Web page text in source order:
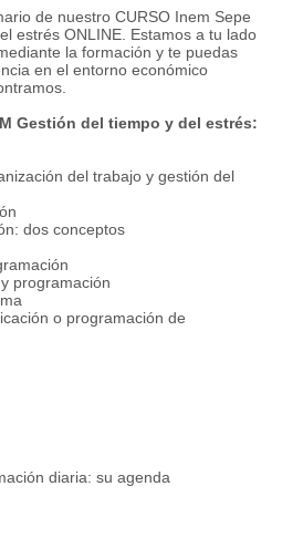
de nuestro CURSO Inem Sepe
estrés ONLINE. Estamos a tu lado
la formación y te puedas
en el entorno económico
Gestión del tiempo y del estrés:
del trabajo y gestión del
dos conceptos
programación
o programación de
diaria: su agenda